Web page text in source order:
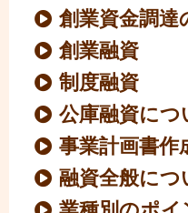
創業資金調達
創業融資
制度融資
公庫融資につ
事業計画書作
融資全般につ